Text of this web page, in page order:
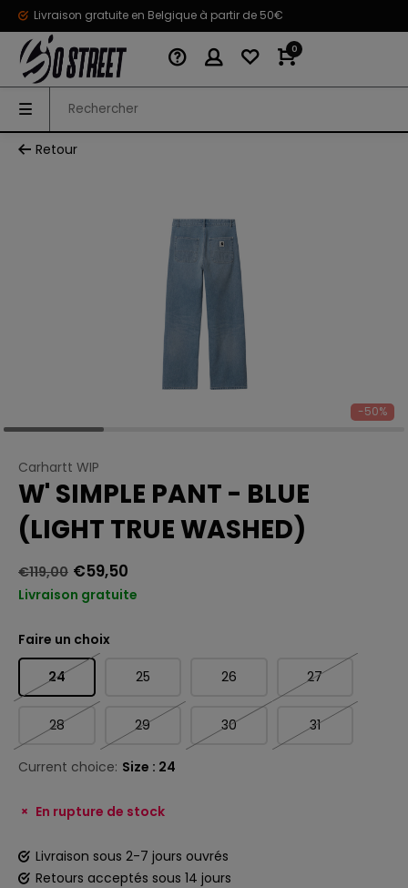
Livraison gratuite en Belgique à partir de 50€
0
Retour
-50%
Carhartt WIP
W' SIMPLE PANT - BLUE
(LIGHT TRUE WASHED)
€119,00 €59,50
Livraison gratuite
Faire un choix
24 25 26 27
28 29 30 31
Current choice: Size : 24
En rupture de stock
Livraison sous 2-7 jours ouvrés
Retours acceptés sous 14 jours